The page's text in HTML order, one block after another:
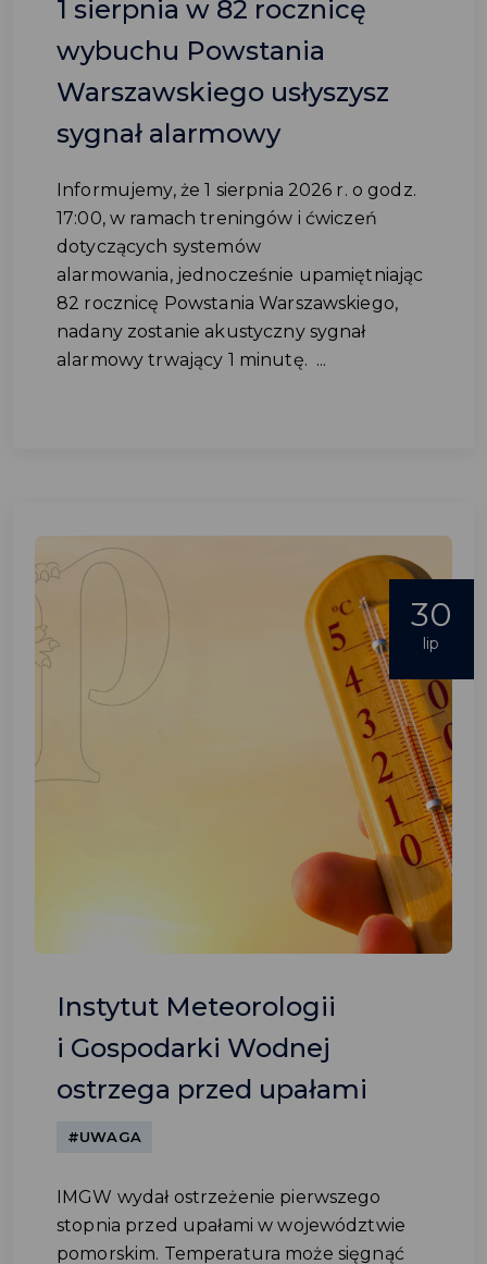
1 sierpnia w 82 rocznicę
wybuchu Powstania
Warszawskiego usłyszysz
sygnał alarmowy
Informujemy, że 1 sierpnia 2026 r. o godz.
17:00, w ramach treningów i ćwiczeń
dotyczących systemów
alarmowania, jednocześnie upamiętniając
82 rocznicę Powstania Warszawskiego,
nadany zostanie akustyczny sygnał
alarmowy trwający 1 minutę. ...
30
lip
Instytut Meteorologii
i Gospodarki Wodnej
ostrzega przed upałami
#UWAGA
IMGW wydał ostrzeżenie pierwszego
stopnia przed upałami w województwie
pomorskim. Temperatura może sięgnąć